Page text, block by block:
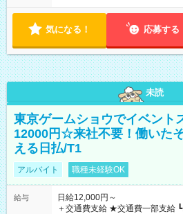
気になる！ 応募する
未読
東京ゲームショウでイベン
12000円☆来社不要！働いた
える日払/T1
アルバイト 職種未経験OK
給与
日給12,000円～
＋交通費支給 ★交通費一部支給 ┗1日500円を超えた分は全額支